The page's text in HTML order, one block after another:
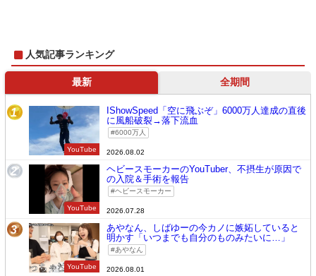
人気記事ランキング
最新 全期間
1
YouTube
IShowSpeed「空に飛ぶぞ」6000万人達成の直後
に風船破裂→落下流血
6000万人
2026.08.02
2
YouTube
ヘビースモーカーのYouTuber、不摂生が原因で
の入院＆手術を報告
ヘビースモーカー
2026.07.28
3
YouTube
あやなん、しばゆーの今カノに嫉妬していると
明かす「いつまでも自分のものみたいに…」
あやなん
2026.08.01